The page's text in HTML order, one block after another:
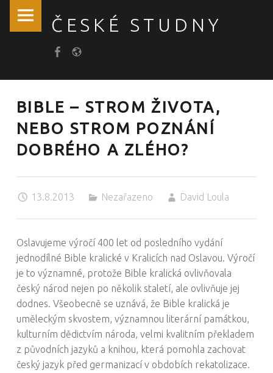
ČESKÉ STUDNY
České
Skip
Položka
BIBLE – STROM ŽIVOTA,
NEBO STROM POZNÁNÍ
DOBRÉHO A ZLÉHO?
13.8.2013 Nezařazeno David Loula
Oslavujeme výročí 400 let od posledního vydání
jednodílné Bible kralické v Kralicích nad Oslavou. Výročí
je to významné, protože Bible kralická ovlivňovala
český národ nejen po několik staletí, ale ovlivňuje jej
dodnes. Všeobecně se uznává, že Bible kralická je
uměleckým skvostem, významnou literární památkou,
kulturním dědictvím národa, velmi kvalitním překladem
z původních jazyků a knihou, která pomohla zachovat
český jazyk před germanizací v obdobích rekatolizace.